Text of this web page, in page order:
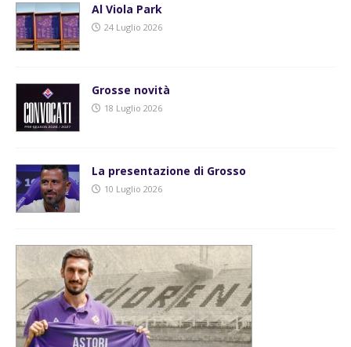
Al Viola Park
24 Luglio 2026
Grosse novità
18 Luglio 2026
La presentazione di Grosso
10 Luglio 2026